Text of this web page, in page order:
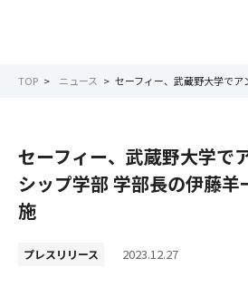
会社情報
サービス紹介
TOP ニュース セーフィー、武蔵野大学で
セーフィー、武蔵野大学で
シップ学部 学部長の伊藤羊
施
プレスリリース 2023.12.27